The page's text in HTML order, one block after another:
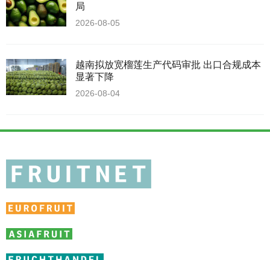
局
2026-08-05
越南拟放宽榴莲生产代码审批 出口合规成本
显著下降
2026-08-04